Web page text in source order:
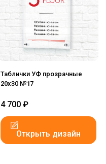
Таблички УФ прозрачные
20x30 №17
4 700 ₽
Открыть дизайн